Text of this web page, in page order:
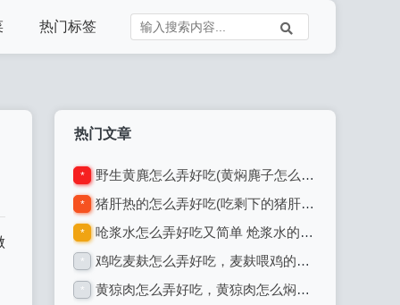
热门标签
热门文章
* 野生黄麂怎么弄好吃(黄焖麂子怎么烹制)
* 猪肝热的怎么弄好吃(吃剩下的猪肝怎么加热)
* 呛浆水怎么弄好吃又简单 炝浆水的正确方法
* 鸡吃麦麸怎么弄好吃，麦麸喂鸡的正确方法
* 黄猄肉怎么弄好吃，黄猄肉怎么焖好吃